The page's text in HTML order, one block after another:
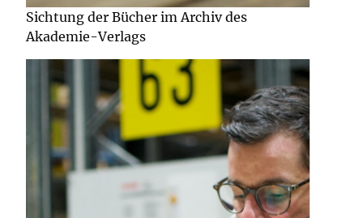
Sichtung der Bücher im Archiv des
Akademie-Verlags